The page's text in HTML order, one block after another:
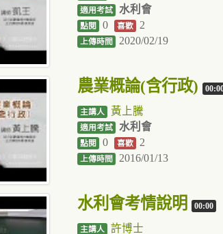
適用考試 水利會
點閱 0 喜歡 2
上傳時間 2020/02/19
農業概論(含行政)
主講人 黃上騰
適用考試 水利會
點閱 0 喜歡 2
上傳時間 2016/01/13
水利會考情說明 00:00
主講人 許博士